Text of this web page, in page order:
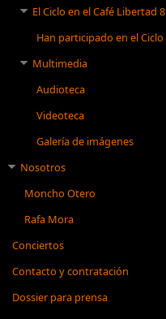
El Ciclo en el Café Libertad 8
Han participado en el Ciclo
Multimedia
Audioteca
Videoteca
Galería de imágenes
Nosotros
Moncho Otero
Rafa Mora
Conciertos
Contacto y contratación
Dossier para prensa